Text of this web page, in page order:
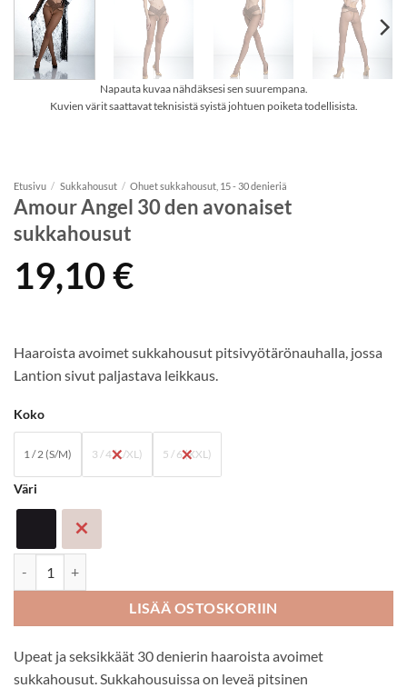
Napauta kuvaa nähdäksesi sen suurempana.
Kuvien värit saattavat teknisistä syistä johtuen poiketa todellisista.
Etusivu / Sukkahousut / Ohuet sukkahousut, 15 - 30 denieriä
Amour Angel 30 den avonaiset
sukkahousut
19,10€
Haaroista avoimet sukkahousut pitsivyötärönauhalla, jossa
Lantion sivut paljastava leikkaus.
Koko
1 / 2 (S/M) 3 / 4 (L/XL) 5 / 6 (XXL)
Väri
LISÄÄ OSTOSKORIIN
Upeat ja seksikkäät 30 denierin haaroista avoimet
sukkahousut. Sukkahousuissa on leveä pitsinen